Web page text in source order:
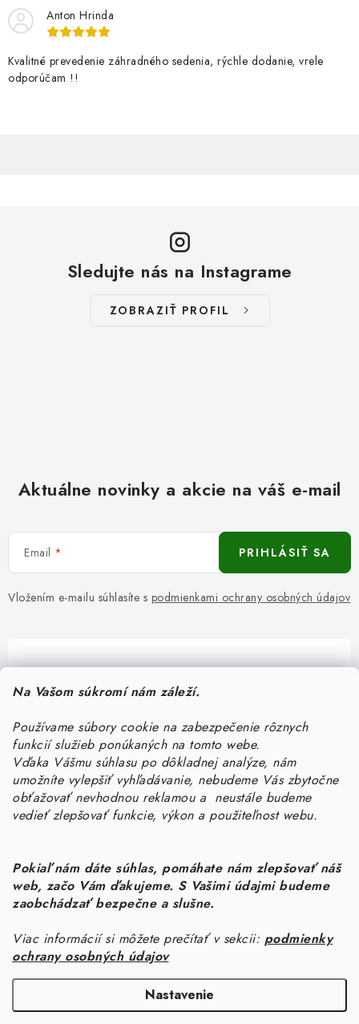
Na Vašom súkromí nám záleží.
Používame súbory cookie na zabezpečenie rôznych
funkcií služieb ponúkaných na tomto webe.
Vďaka Vášmu súhlasu po dôkladnej analýze, nám
umožníte vylepšiť vyhľadávanie, nebudeme Vás zbytočne
obťažovať nevhodnou reklamou a neustále budeme
vedieť zlepšovať funkcie, výkon a použiteľnost webu.
Pokiaľ nám dáte súhlas, pomáhate nám zlepšovať náš
web, začo Vám ďakujeme. S Vašimi údajmi budeme
zaobchádzať bezpečne a slušne.
Viac informácií si môžete prečítať v sekcii: podmienky
ochrany osobných údajov
Nastavenie
Anton Hrinda
Kvalitné prevedenie záhradného sedenia, rýchle dodanie, vrele
odporúčam !!
Sledujte nás na Instagrame
ZOBRAZIŤ PROFIL
Aktuálne novinky a akcie na váš e-mail
Email
Vložením e-mailu súhlasíte s podmienkami ochrany osobných údajov
PRIHLÁSIŤ SA
Pomôžeme vám s výberom
Potrebujete s niečím poradiť? Sme tu pre vás!
objednavky@kurin.sk
0950456469
Informácie pre vás
Náš príbeh od začiatku
Facebook